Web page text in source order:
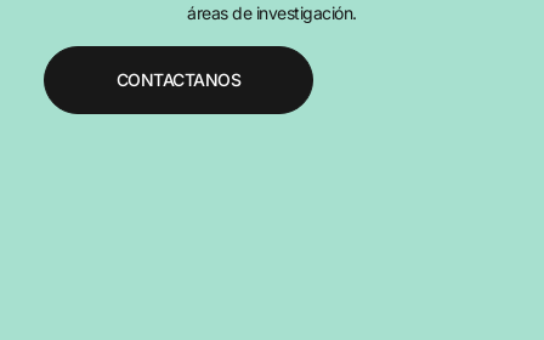
áreas de investigación.
CONTACTANOS